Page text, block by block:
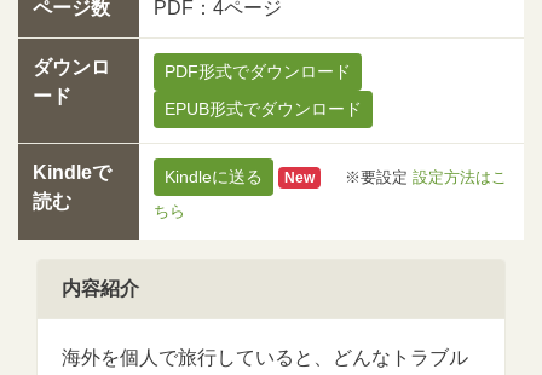
ページ数 PDF：4ページ
ダウンロ
ード
PDF形式でダウンロード
EPUB形式でダウンロード
Kindleで
読む
Kindleに送る New ※要設定 設定方法はこ
ちら
内容紹介
海外を個人で旅行していると、どんなトラブル